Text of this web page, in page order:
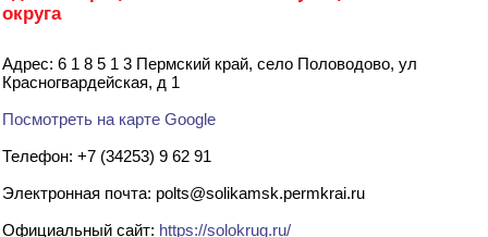
округа
Адрес: 6 1 8 5 1 3 Пермский край, село Половодово, ул
Красногвардейская, д 1
Посмотреть на карте Google
Телефон: +7 (34253) 9 62 91
Электронная почта: polts@solikamsk.permkrai.ru
Официальный сайт: https://solokrug.ru/